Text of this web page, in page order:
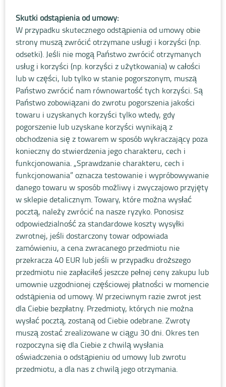
Skutki odstąpienia od umowy:
W przypadku skutecznego odstąpienia od umowy obie
strony muszą zwrócić otrzymane usługi i korzyści (np.
odsetki). Jeśli nie mogą Państwo zwrócić otrzymanych
usług i korzyści (np. korzyści z użytkowania) w całości
lub w części, lub tylko w stanie pogorszonym, muszą
Państwo zwrócić nam równowartość tych korzyści. Są
Państwo zobowiązani do zwrotu pogorszenia jakości
towaru i uzyskanych korzyści tylko wtedy, gdy
pogorszenie lub uzyskane korzyści wynikają z
obchodzenia się z towarem w sposób wykraczający poza
konieczny do stwierdzenia jego charakteru, cech i
funkcjonowania. „Sprawdzanie charakteru, cech i
funkcjonowania” oznacza testowanie i wypróbowywanie
danego towaru w sposób możliwy i zwyczajowo przyjęty
w sklepie detalicznym. Towary, które można wysłać
pocztą, należy zwrócić na nasze ryzyko. Ponosisz
odpowiedzialność za standardowe koszty wysyłki
zwrotnej, jeśli dostarczony towar odpowiada
zamówieniu, a cena zwracanego przedmiotu nie
przekracza 40 EUR lub jeśli w przypadku droższego
przedmiotu nie zapłaciłeś jeszcze pełnej ceny zakupu lub
umownie uzgodnionej częściowej płatności w momencie
odstąpienia od umowy. W przeciwnym razie zwrot jest
dla Ciebie bezpłatny. Przedmioty, których nie można
wysłać pocztą, zostaną od Ciebie odebrane. Zwroty
muszą zostać zrealizowane w ciągu 30 dni. Okres ten
rozpoczyna się dla Ciebie z chwilą wysłania
oświadczenia o odstąpieniu od umowy lub zwrotu
przedmiotu, a dla nas z chwilą jego otrzymania.